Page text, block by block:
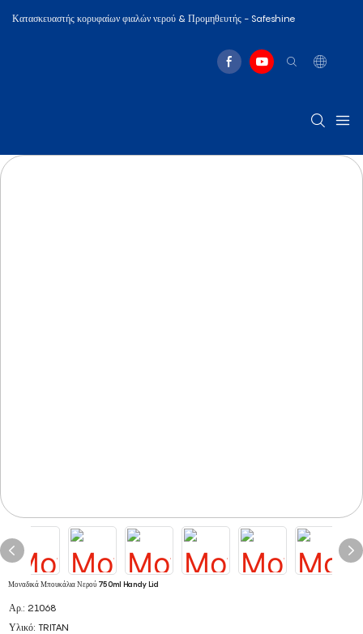
Κατασκευαστής κορυφαίων φιαλών νερού & Προμηθευτής - Safeshine
Μοναδικά Μπουκάλια Νερού 750ml Handy Lid
Αρ.: 21068
Υλικό: TRITAN